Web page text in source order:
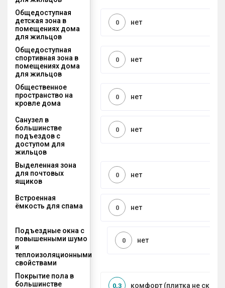
Общедоступная
детская зона в
помещениях дома
для жильцов
нет
0
Общедоступная
спортивная зона в
помещениях дома
для жильцов
нет
0
Общественное
пространство на
кровле дома
нет
0
Санузел в
большинстве
подъездов с
доступом для
жильцов
нет
0
Выделенная зона
для почтовых
ящиков
нет
0
Встроенная
ёмкость для спама
нет
0
Подъездные окна с
повышенными шумо
и
теплоизоляционными
свойствами
нет
0
Покрытие пола в
большинстве
комфорт (плитка не
0,3